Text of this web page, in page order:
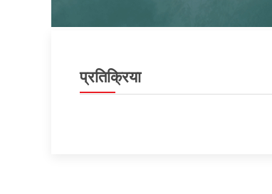
प्रतिक्रिया